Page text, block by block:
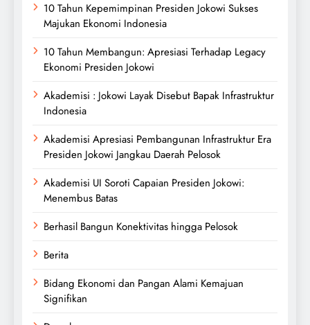
10 Tahun Kepemimpinan Presiden Jokowi Sukses
Majukan Ekonomi Indonesia
10 Tahun Membangun: Apresiasi Terhadap Legacy
Ekonomi Presiden Jokowi
Akademisi : Jokowi Layak Disebut Bapak Infrastruktur
Indonesia
Akademisi Apresiasi Pembangunan Infrastruktur Era
Presiden Jokowi Jangkau Daerah Pelosok
Akademisi UI Soroti Capaian Presiden Jokowi:
Menembus Batas
Berhasil Bangun Konektivitas hingga Pelosok
Berita
Bidang Ekonomi dan Pangan Alami Kemajuan
Signifikan